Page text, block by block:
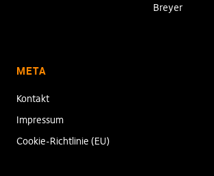
Breyer
META
Kontakt
Impressum
Cookie-Richtlinie (EU)